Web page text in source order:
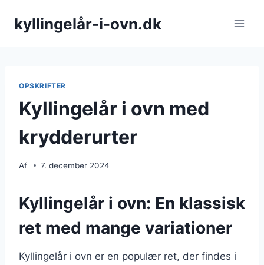
kyllingelår-i-ovn.dk
OPSKRIFTER
Kyllingelår i ovn med
krydderurter
Af 7. december 2024
Kyllingelår i ovn: En klassisk
ret med mange variationer
Kyllingelår i ovn er en populær ret, der findes i